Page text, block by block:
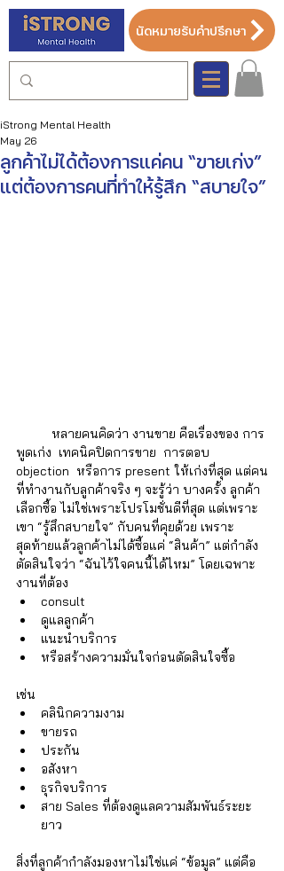
นัดหมายรับคำปรึกษา
ลูกค้าไม่ได้ต้องการแค่คน “ขายเก่ง”
แต่ต้องการคนที่ทำให้รู้สึก “สบายใจ”
iStrong Mental Health
May 26
พูดเก่ง  เทคนิคปิดการขาย  การตอบ
objection  หรือการ present ให้เก่งที่สุด แต่คน
ที่ทำงานกับลูกค้าจริง ๆ จะรู้ว่า บางครั้ง ลูกค้า
เลือกซื้อ ไม่ใช่เพราะโปรโมชั่นดีที่สุด แต่เพราะ
เขา “รู้สึกสบายใจ” กับคนที่คุยด้วย เพราะ
สุดท้ายแล้วลูกค้าไม่ได้ซื้อแค่ “สินค้า” แต่กำลัง
ตัดสินใจว่า “ฉันไว้ใจคนนี้ได้ไหม” โดยเฉพาะ
งานที่ต้อง
consult
ดูแลลูกค้า
แนะนำบริการ
หรือสร้างความมั่นใจก่อนตัดสินใจซื้อ
เช่น
คลินิกความงาม
ขายรถ
ประกัน
อสังหา
ธุรกิจบริการ
สาย Sales ที่ต้องดูแลความสัมพันธ์ระยะ
ยาว
สิ่งที่ลูกค้ากำลังมองหาไม่ใช่แค่ “ข้อมูล” แต่คือ